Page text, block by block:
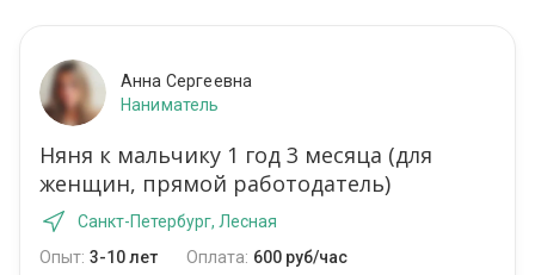
Анна Сергеевна
Наниматель
Няня к мальчику 1 год 3 месяца (для
женщин, прямой работодатель)
Санкт-Петербург, Лесная
Опыт: 3-10 лет Оплата: 600 руб/час